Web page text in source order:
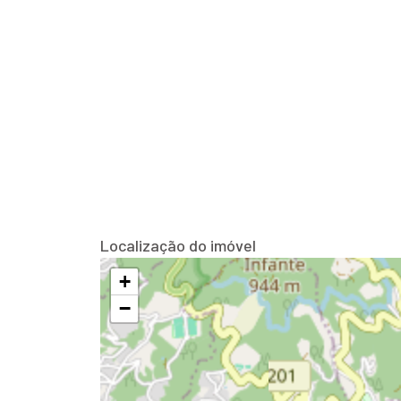
Localização do imóvel
+
−